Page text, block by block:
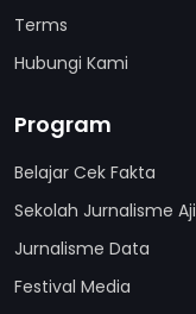
Terms
Hubungi Kami
Program
Belajar Cek Fakta
Sekolah Jurnalisme Aji
Jurnalisme Data
Festival Media